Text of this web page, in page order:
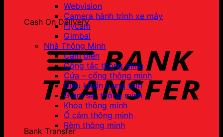
Cash On Delivery
Bank Transfer
Webvision
Camera hành trình xe máy
Flycam
Gimbal
Nhà Thông Minh
Cảm biến
Công tắc thông minh
Cửa – cổng thông minh
Điều khiển trung tâm
Giám sát thông minh
Khóa thông minh
Ổ cắm thông minh
Rèm thông minh